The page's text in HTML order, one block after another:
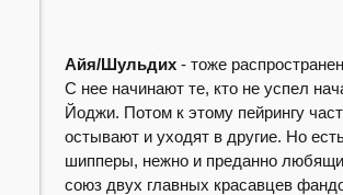
Айя/Шульдих- тоже
С нее начинают те, кто не успел
Йоджи. Потом к этому пейрингу
остывают и уходят в другие. Но
шипперы, нежно и преданно
союз двух главных красавцев